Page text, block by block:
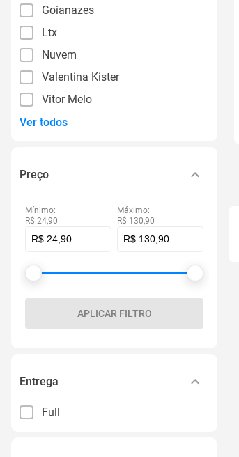
Goianazes
Ltx
Nuvem
Valentina Kister
Vitor Melo
Ver todos
Preço
Mínimo:
R$ 24,90
Máximo:
R$ 130,90
APLICAR FILTRO
Entrega
Full